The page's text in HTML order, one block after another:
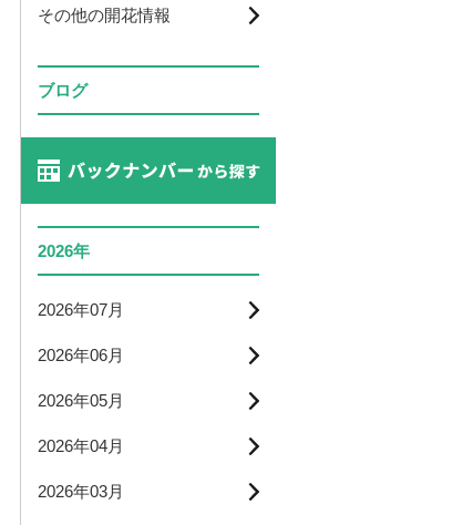
その他の開花情報
ブログ
2026年
2026年07月
2026年06月
2026年05月
2026年04月
2026年03月